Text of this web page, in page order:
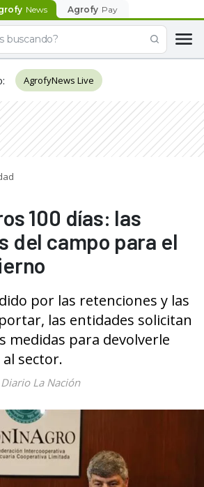
News Agrofy Pay
: AgrofyNews Live
100 días: las
del campo para el
por las retenciones y las
las entidades solicitan
medidas para devolverle
sector.
Diario La Nación